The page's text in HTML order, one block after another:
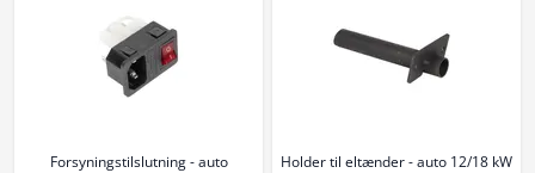
Forsyningstilslutning - auto Holder til eltænder - auto 12/18 kW